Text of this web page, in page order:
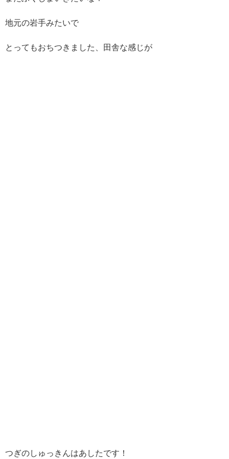
地元の岩手みたいで
とってもおちつきました、田舎な感じが
つぎのしゅっきんはあしたです！